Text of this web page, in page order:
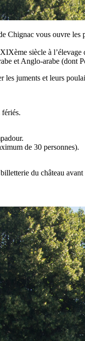
Chignac vous ouvre
siècle à
et Anglo-arabe (dont
juments et leurs
de 30 personnes).
du château